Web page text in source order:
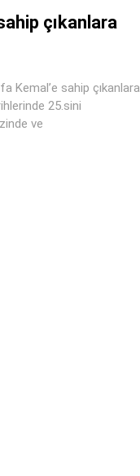
çıkanlara
Kemal’e sahip çıkanlara
25.sini
ve